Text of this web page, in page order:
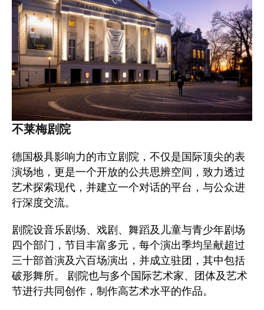
不莱梅剧院
德国极具影响力的市立剧院，不仅是国际顶尖的表
演场地，更是一个开放的公共思辨空间，致力透过
艺术探索现代，并建立一个对话的平台，与公众进
行深度交流。
剧院设音乐剧场、戏剧、舞蹈及儿童与青少年剧场
四个部门，节目丰富多元，每个演出季均呈献超过
三十部首演及六百场演出，并成立驻团，其中包括
破形舞所。 剧院也与多个国际艺术家、团体及艺术
节进行共同创作，制作高艺术水平的作品。